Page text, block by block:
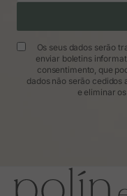
Os seus dados serão
enviar boletins
consentimento, que
dados não serão
e eliminar